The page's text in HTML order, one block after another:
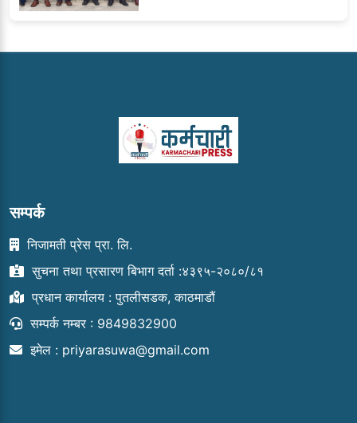
सम्पर्क
निजामती प्रेस प्रा. लि.
सुचना तथा प्रसारण बिभाग दर्ता :४३९५-२०८०/८१
प्रधान कार्यालय : पुतलीसडक, काठमाडौं
सम्पर्क नम्बर : 9849832900
इमेल : priyarasuwa@gmail.com